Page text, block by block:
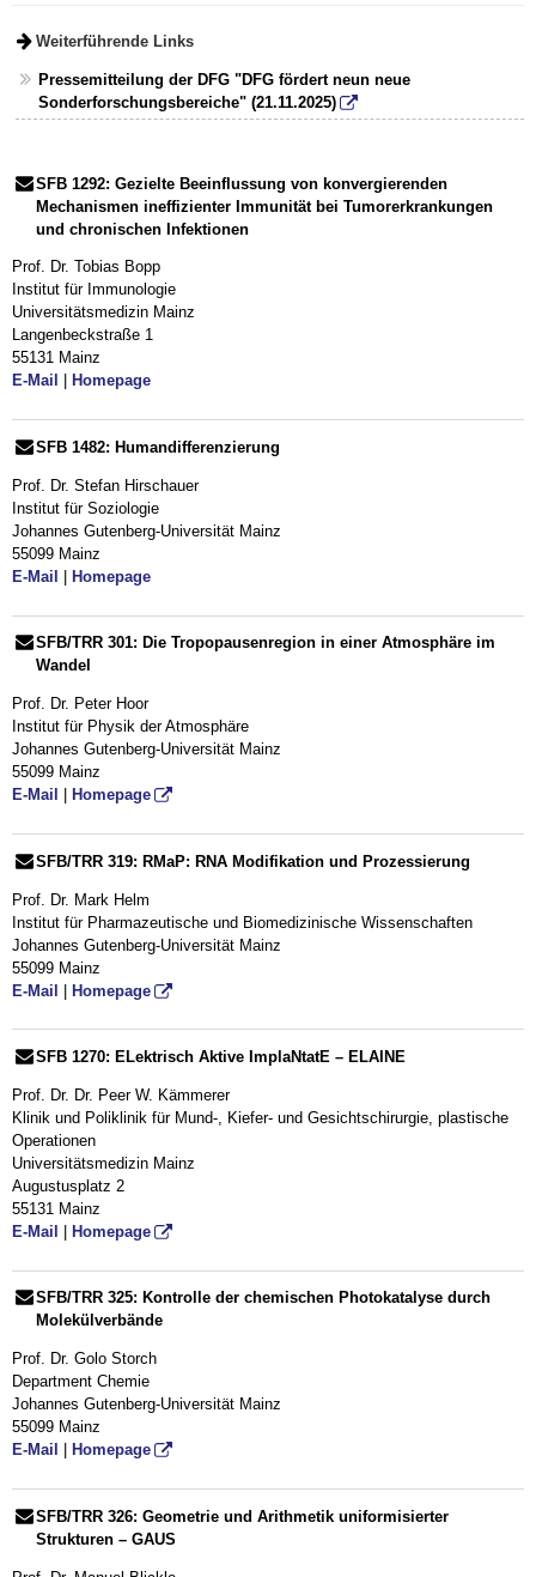
Weiterführende Links
Pressemitteilung der DFG "DFG fördert neun neue
Sonderforschungsbereiche" (21.11.2025)
SFB 1292: Gezielte Beeinflussung von konvergierenden
Mechanismen ineffizienter Immunität bei Tumorerkrankungen
und chronischen Infektionen
Prof. Dr. Tobias Bopp
Institut für Immunologie
Universitätsmedizin Mainz
Langenbeckstraße 1
55131 Mainz
E-Mail
Homepage
SFB 1482: Humandifferenzierung
Prof. Dr. Stefan Hirschauer
Institut für Soziologie
Johannes Gutenberg-Universität Mainz
55099 Mainz
E-Mail | Homepage
SFB/TRR 301: Die Tropopausenregion in einer Atmosphäre im
Wandel
Prof. Dr. Peter Hoor
Institut für Physik der Atmosphäre
Johannes Gutenberg-Universität Mainz
55099 Mainz
E-Mail
Homepage
SFB/TRR 319: RMaP: RNA Modifikation und Prozessierung
Prof. Dr. Mark Helm
Institut für Pharmazeutische und Biomedizinische Wissenschaften
Johannes Gutenberg-Universität Mainz
55099 Mainz
E-Mail | Homepage
SFB 1270: ELektrisch Aktive ImplaNtatE – ELAINE
Prof. Dr. Dr. Peer W. Kämmerer
Klinik und Poliklinik für Mund-, Kiefer- und Gesichtschirurgie, plastische
Operationen
Universitätsmedizin Mainz
Augustusplatz 2
55131 Mainz
E-Mail
Homepage
SFB/TRR 325: Kontrolle der chemischen Photokatalyse durch
Molekülverbände
Prof. Dr. Golo Storch
Department Chemie
Johannes Gutenberg-Universität Mainz
55099 Mainz
E-Mail
Homepage
SFB/TRR 326: Geometrie und Arithmetik uniformisierter
Strukturen – GAUS